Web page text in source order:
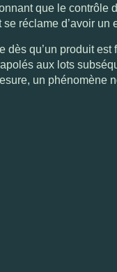
que le
réclame d’avoir un
dès qu’un produit
aux lots
un phénomène